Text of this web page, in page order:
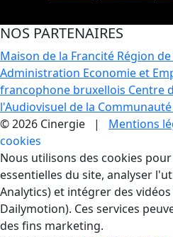
NOS PARTENAIRES
Maison de la Francité Région
Administration Economie et
francophone bruxellois Centre
l'Audiovisuel de la
© 2026 Cinergie | Mentions
cookies
Gestion des Cookies
Nous utilisons des cookies
essentielles du site, analyser
Analytics) et intégrer des vidéos
Dailymotion). Ces services
des fins marketing.